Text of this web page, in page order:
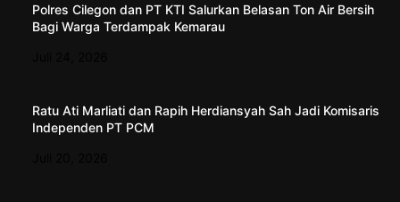
Polres Cilegon dan PT KTI Salurkan Belasan Ton Air Bersih
Bagi Warga Terdampak Kemarau
Ratu Ati Marliati dan Rapih Herdiansyah Sah Jadi Komisaris
Independen PT PCM